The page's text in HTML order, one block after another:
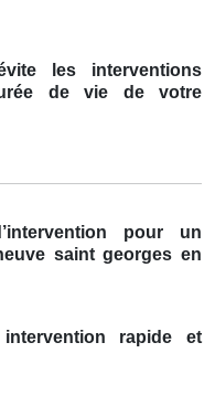
les interventions
de vie de votre
pour un
saint georges en
rapide et